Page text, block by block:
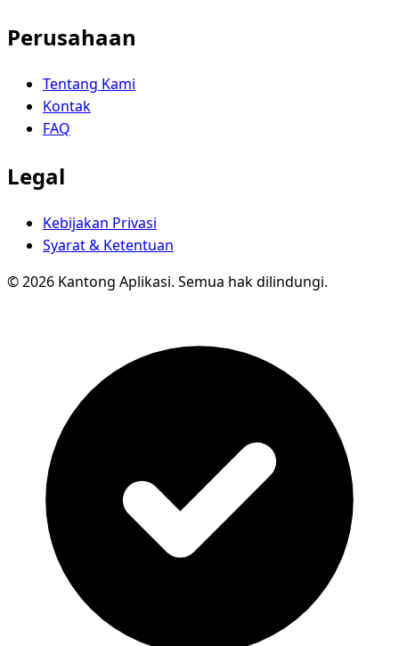
Perusahaan
Tentang Kami
Kontak
FAQ
Legal
Kebijakan Privasi
Syarat & Ketentuan
© 2026 Kantong Aplikasi. Semua hak dilindungi.